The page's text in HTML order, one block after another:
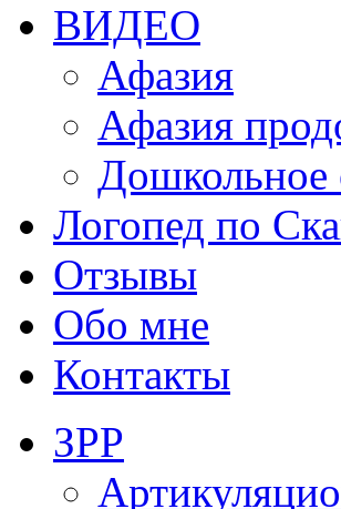
ВИДЕО
Афазия
Афазия
Дошкольное
Логопед по
Отзывы
Обо мне
Контакты
ЗРР